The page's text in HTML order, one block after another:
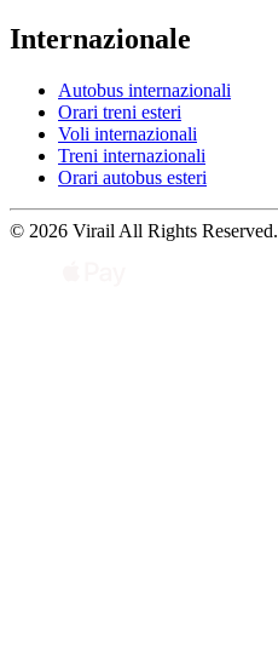
Internazionale
Autobus internazionali
Orari treni esteri
Voli internazionali
Treni internazionali
Orari autobus esteri
© 2026 Virail All Rights Reserved.